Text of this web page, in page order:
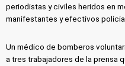
periodistas y civiles heridos en
manifestantes y efectivos
Un médico de bomberos
a tres trabajadores de la prensa